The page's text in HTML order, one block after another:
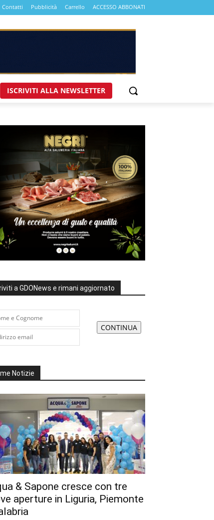
Contatti Pubblicità Carrello ACCESSO ABBONATI
ISCRIVITI ALLA NEWSLETTER
a GDONews e rimani aggiornato
Notizie
& Sapone cresce con tre
aperture in Liguria, Piemonte